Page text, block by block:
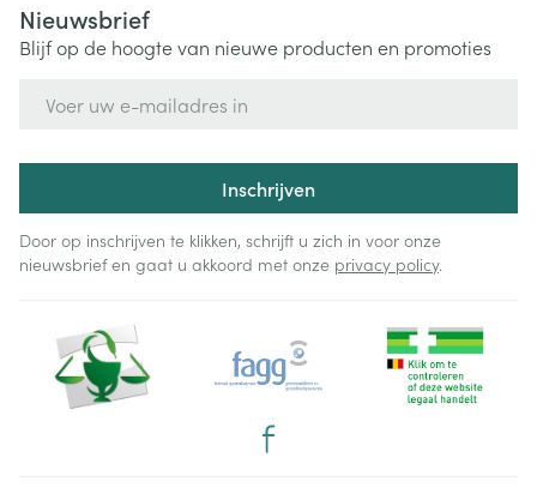
Nieuwsbrief
Blijf op de hoogte van nieuwe producten en promoties
Inschrijven
Door op inschrijven te klikken, schrijft u zich in voor onze
nieuwsbrief en gaat u akkoord met onze privacy policy.